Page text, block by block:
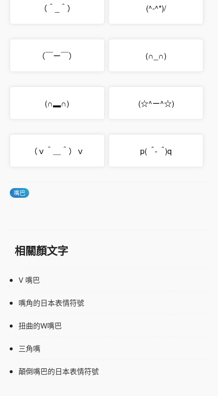
（＾_＾） (^-^*)/
（￣ー￣） (∩_∩)
(∩▂∩) (☆^ー^☆)
（ｖ＾＿＾）ｖ p( ＾-＾)q
嘴巴
相關顏文字
V 嘴巴
嘴角的日本表情符號
扭曲的W嘴巴
三角嘴
顛倒嘴巴的日本表情符號